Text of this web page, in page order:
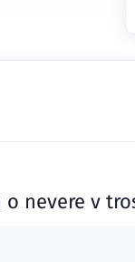
o nevere v